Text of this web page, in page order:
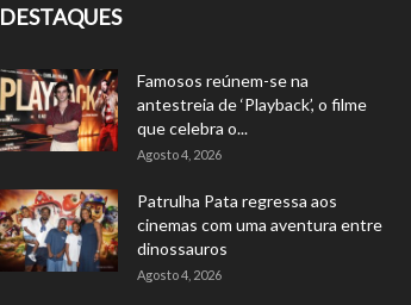
DESTAQUES
Famosos reúnem-se na
antestreia de ‘Playback’, o filme
que celebra o...
Agosto 4, 2026
Patrulha Pata regressa aos
cinemas com uma aventura entre
dinossauros
Agosto 4, 2026